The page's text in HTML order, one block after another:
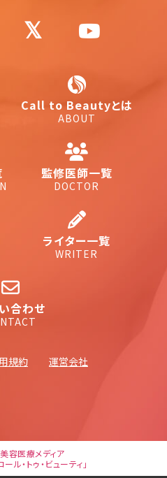
Call to Beautyとは
ABOUT
監修医師一覧
DOCTOR
ライター一覧
WRITER
合わせ
規約
運営会社
容医療メディア
・トゥ・ビューティ」